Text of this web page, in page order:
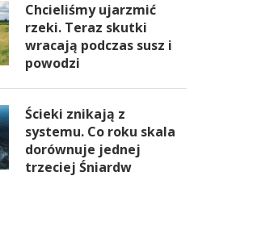
Chcieliśmy ujarzmić
rzeki. Teraz skutki
wracają podczas susz i
powodzi
Ścieki znikają z
systemu. Co roku skala
dorównuje jednej
trzeciej Śniardw